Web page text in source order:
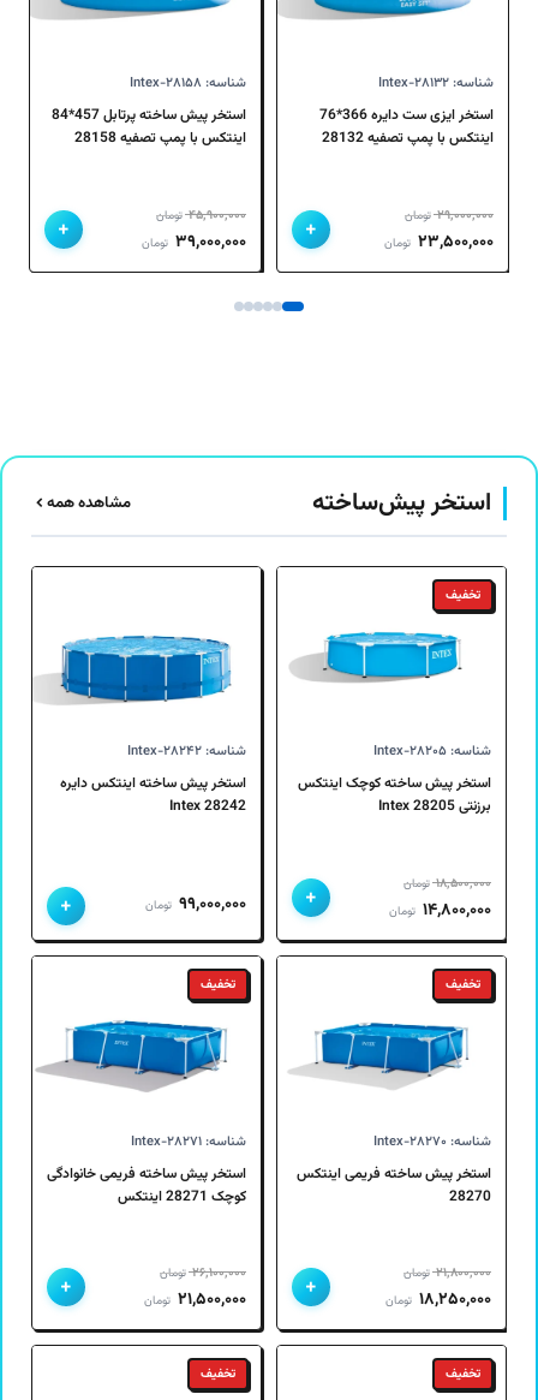
شناسه: Intex-۲۸۱۳۲
استخر ایزی ست دایره 366*76
اینتکس با پمپ تصفیه 28132
۲۹,۰۰۰,۰۰۰ تومان
قیمت
اصلی
۲۳,۵۰۰,۰۰۰ تومانقیمت
فعلی
۲۳,۵۰۰,۰۰۰ تومان
+
شناسه: Intex-۲۸۱۵۸
استخر پیش ساخته پرتابل 457*84
اینتکس با پمپ تصفیه 28158
۴۵,۹۰۰,۰۰۰ تومان
قیمت
اصلی
۳۹,۰۰۰,۰۰۰ تومانقیمت
فعلی
+
استخر پیش‌ساخته مشاهده همه
تخفیف
شناسه: Intex-۲۸۲۰۵
استخر پیش ساخته کوچک اینتکس
برزنتی 28205 Intex
۱۸,۵۰۰,۰۰۰ تومان
قیمت
اصلی
۱۸,۵۰۰,۰۰۰ تومان
بود.
۱۴,۸۰۰,۰۰۰ تومانقیمت
فعلی
۱۴,۸۰۰,۰۰۰ تومان
+
شناسه: Intex-۲۸۲۴۲
استخر پیش ساخته اینتکس دایره
28242 Intex
۹۹,۰۰۰,۰۰۰ تومان +
تخفیف
شناسه: Intex-۲۸۲۷۰
استخر پیش ساخته فریمی اینتکس
28270
۲۱,۸۰۰,۰۰۰ تومان
قیمت
اصلی
۲۱,۸۰۰,۰۰۰ تومان
بود.
۱۸,۲۵۰,۰۰۰ تومانقیمت
فعلی
۱۸,۲۵۰,۰۰۰ تومان
+
تخفیف
شناسه: Intex-۲۸۲۷۱
استخر پیش ساخته فریمی خانوادگی
کوچک 28271 اینتکس
۲۶,۱۰۰,۰۰۰ تومان
قیمت
اصلی
۲۶,۱۰۰,۰۰۰ تومان
بود.
۲۱,۵۰۰,۰۰۰ تومانقیمت
فعلی
۲۱,۵۰۰,۰۰۰ تومان
+
تخفیف تخفیف